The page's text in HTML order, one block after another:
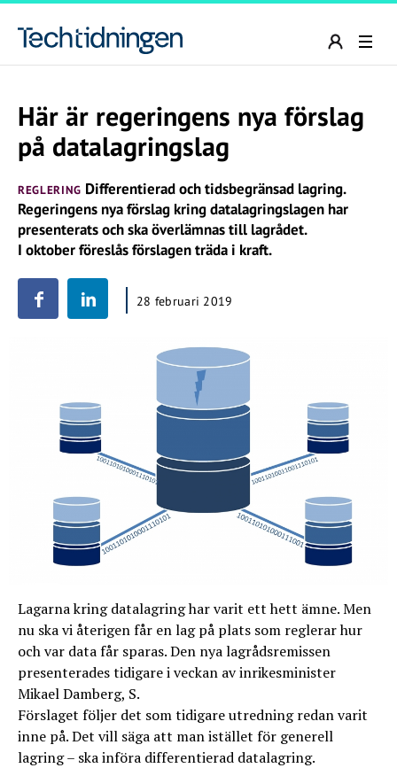
Här är regeringens nya förslag
på datalagringslag
REGLERING Differentierad och tidsbegränsad lagring.
Regeringens nya förslag kring datalagringslagen har
presenterats och ska överlämnas till lagrådet.
I oktober föreslås förslagen träda i kraft.
28 februari 2019
Lagarna kring datalagring har varit ett hett ämne. Men
nu ska vi återigen får en lag på plats som reglerar hur
och var data får sparas. Den nya lagrådsremissen
presenterades tidigare i veckan av inrikesminister
Mikael Damberg, S.
Förslaget följer det som tidigare utredning redan varit
inne på. Det vill säga att man istället för generell
lagring – ska införa differentierad datalagring.